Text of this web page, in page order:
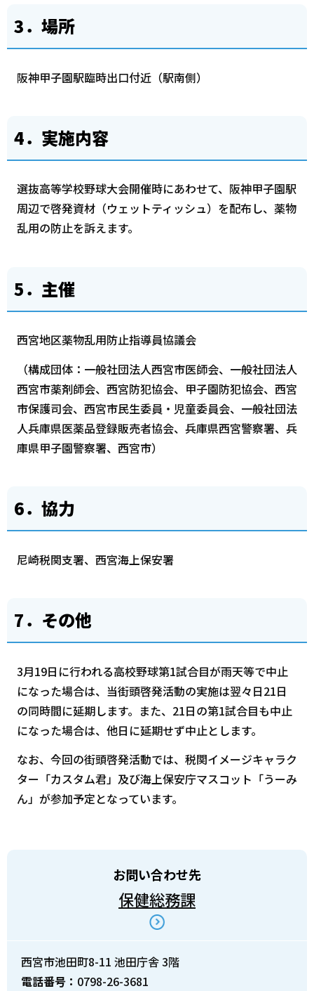
3．場所
阪神甲子園駅臨時出口付近（駅南側）
4．実施内容
選抜高等学校野球大会開催時にあわせて、阪神甲子園駅
周辺で啓発資材（ウェットティッシュ）を配布し、薬物
乱用の防止を訴えます。
5．主催
西宮地区薬物乱用防止指導員協議会
（構成団体：一般社団法人西宮市医師会、一般社団法人
西宮市薬剤師会、西宮防犯協会、甲子園防犯協会、西宮
市保護司会、西宮市民生委員・児童委員会、一般社団法
人兵庫県医薬品登録販売者協会、兵庫県西宮警察署、兵
庫県甲子園警察署、西宮市）
6．協力
尼崎税関支署、西宮海上保安署
7．その他
3月19日に行われる高校野球第1試合目が雨天等で中止
になった場合は、当街頭啓発活動の実施は翌々日21日
の同時間に延期します。また、21日の第1試合目も中止
になった場合は、他日に延期せず中止とします。
なお、今回の街頭啓発活動では、税関イメージキャラク
ター「カスタム君」及び海上保安庁マスコット「うーみ
ん」が参加予定となっています。
お問い合わせ先
保健総務課
西宮市池田町8-11 池田庁舎 3階
電話番号： 0798-26-3681